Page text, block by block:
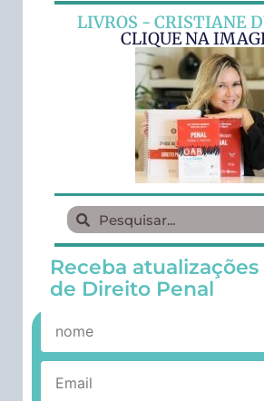
LIVROS - CRISTIANE
CLIQUE NA
Receba
de Direito Penal